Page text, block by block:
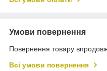
Умови повернення
Повернення товару
Всі умови повернення